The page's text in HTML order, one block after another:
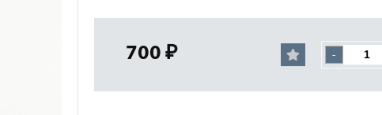
700 ₽ -